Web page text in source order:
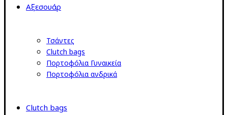
Αξεσουάρ
Τσάντες
Clutch bags
Πορτοφόλια Γυναικεία
Πορτοφόλια ανδρικά
Clutch bags